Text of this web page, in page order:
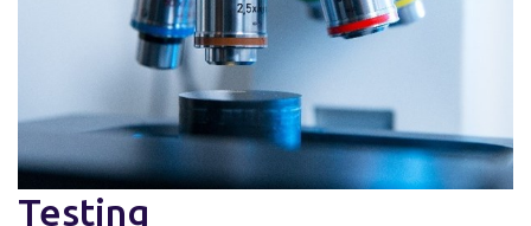
Testing